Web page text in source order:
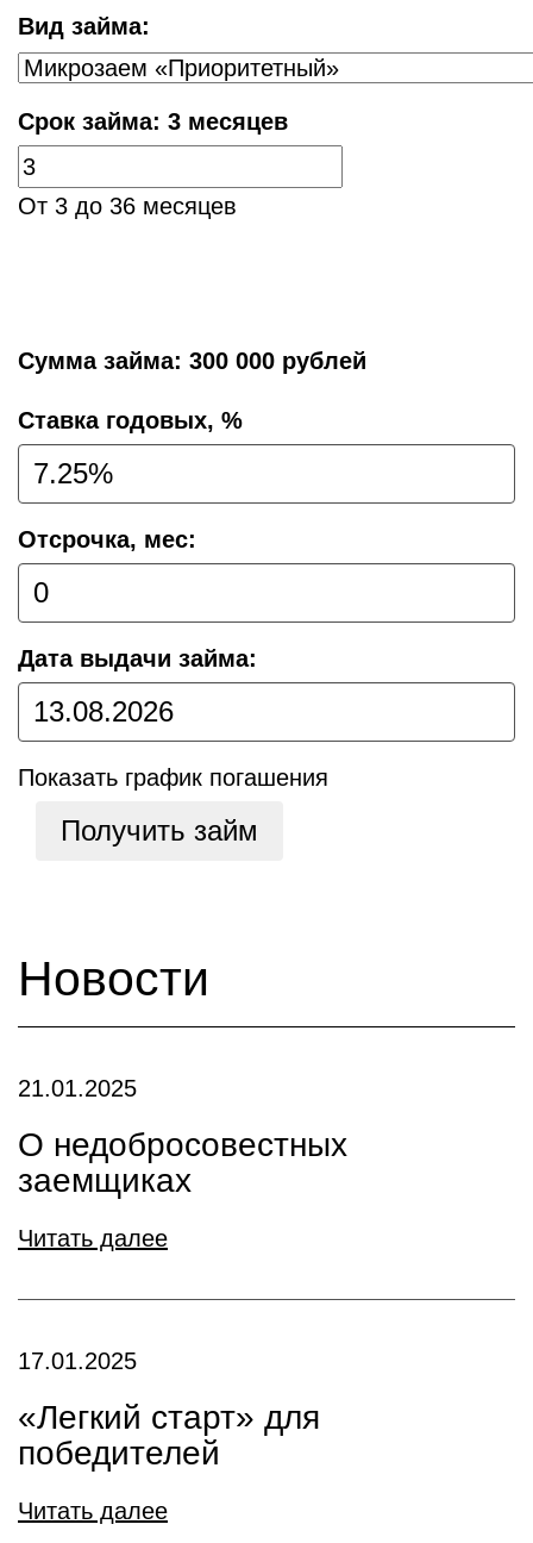
Вид займа:
Срок займа: 3 месяцев
От 3 до 36 месяцев
Сумма займа: 300 000 рублей
Cтавка годовых, %
Отсрочка, мес:
Дата выдачи займа:
Показать график погашения
Получить займ
Новости
21.01.2025
О недобросовестных
заемщиках
Читать далее
17.01.2025
«Легкий старт» для
победителей
Читать далее